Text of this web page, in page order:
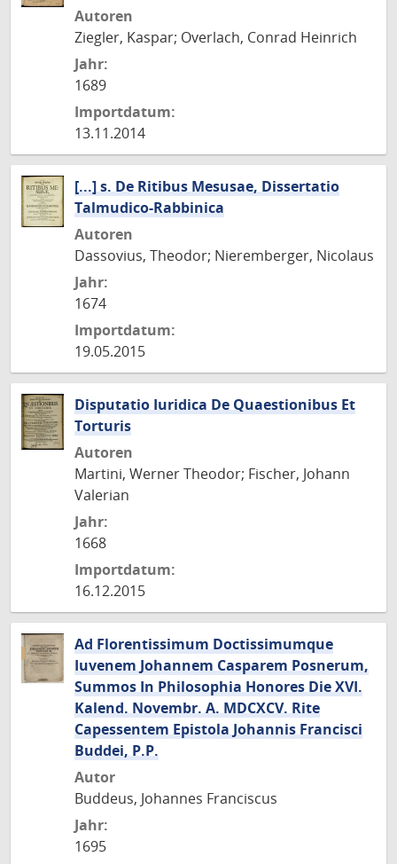
Autoren
Ziegler, Kaspar; Overlach, Conrad Heinrich
Jahr:
1689
Importdatum:
13.11.2014
[...] s. De Ritibus Mesusae, Dissertatio
Talmudico-Rabbinica
Autoren
Dassovius, Theodor; Nieremberger, Nicolaus
Jahr:
1674
Importdatum:
19.05.2015
Disputatio Iuridica De Quaestionibus Et
Torturis
Autoren
Martini, Werner Theodor; Fischer, Johann
Valerian
Jahr:
1668
Importdatum:
16.12.2015
Ad Florentissimum Doctissimumque
Iuvenem Johannem Casparem Posnerum,
Summos In Philosophia Honores Die XVI.
Kalend. Novembr. A. MDCXCV. Rite
Capessentem Epistola Johannis Francisci
Buddei, P.P.
Autor
Buddeus, Johannes Franciscus
Jahr:
1695